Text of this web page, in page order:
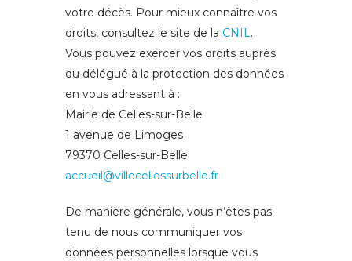
votre décès. Pour mieux connaître vos
droits, consultez le site de la CNIL.
Vous pouvez exercer vos droits auprès
du délégué à la protection des données
en vous adressant à :
Mairie de Celles-sur-Belle
1 avenue de Limoges
79370 Celles-sur-Belle
accueil@villecellessurbelle.fr
De manière générale, vous n’êtes pas
tenu de nous communiquer vos
données personnelles lorsque vous